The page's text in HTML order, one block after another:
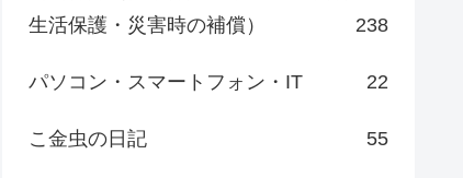
生活保護・災害時の補償）
238
パソコン・スマートフォン・IT 22
こ金虫の日記 55